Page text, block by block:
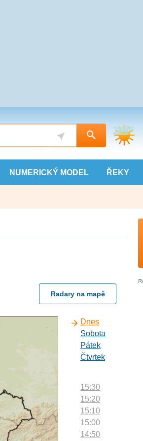
NUMERICKÝ MODEL ŘEKY
Radary na mapě
Dnes
Sobota
Pátek
Čtvrtek
15:30
15:20
15:10
15:00
14:50